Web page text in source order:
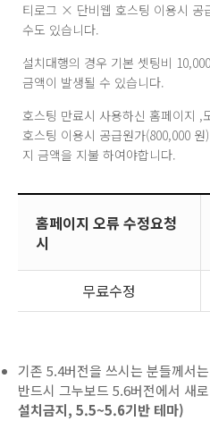
티로그 × 단비웹 호스팅 이용시 공
수도 있습니다.
설치대행의 경우 기본 셋팅비
금액이 발생될 수 있습니다.
호스팅 만료시 사용하신 홈페이지
호스팅 이용시 공급원가(800,000
지 금액을 지불 하여야합니다.
홈페이지 오류 수정요청
시
무료수정
기존 5.4버전을 쓰시는 분들께서
반드시 그누보드 5.6버전에서 새
설치금지, 5.5~5.6기반 테마)